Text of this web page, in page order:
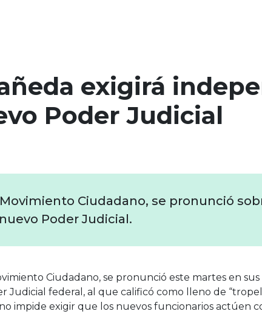
exigirá
Poder Judicial
Ciudadano, se pronunció
Poder Judicial.
Ciudadano, se pronunció este martes en sus
federal, al que calificó como lleno de
impide exigir que los nuevos funcionarios actúen